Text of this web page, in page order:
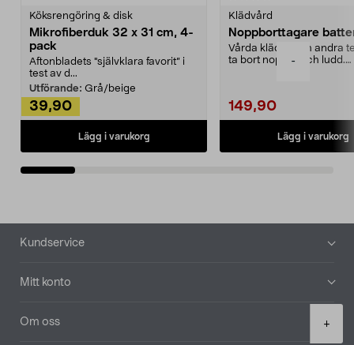
-
+
Köksrengöring & disk
Mikrofiberduk 32 x 31 cm, 4-
pack
Aftonbladets "självklara favorit” i
test av d...
Utförande: Grå/beige
39,90
Lägg i varukorg
Klädvård
Noppborttagare
Vårda kläder och andra
ta bort noppor och ludd.
149,90
Lägg i varukorg
Sidfot
Kundservice
Mitt konto
Om oss